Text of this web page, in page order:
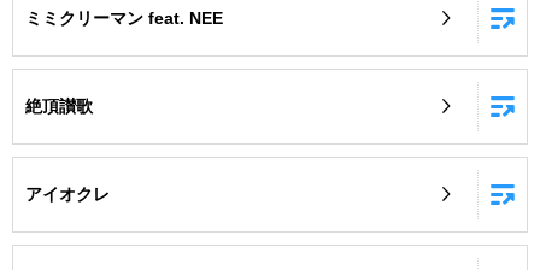
ミミクリーマン feat. NEE
絶頂讃歌
アイオクレ